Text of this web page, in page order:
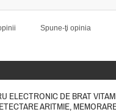
Spune-ţi opinia
ELECTRONIC DE BRAT
ARITMIE,